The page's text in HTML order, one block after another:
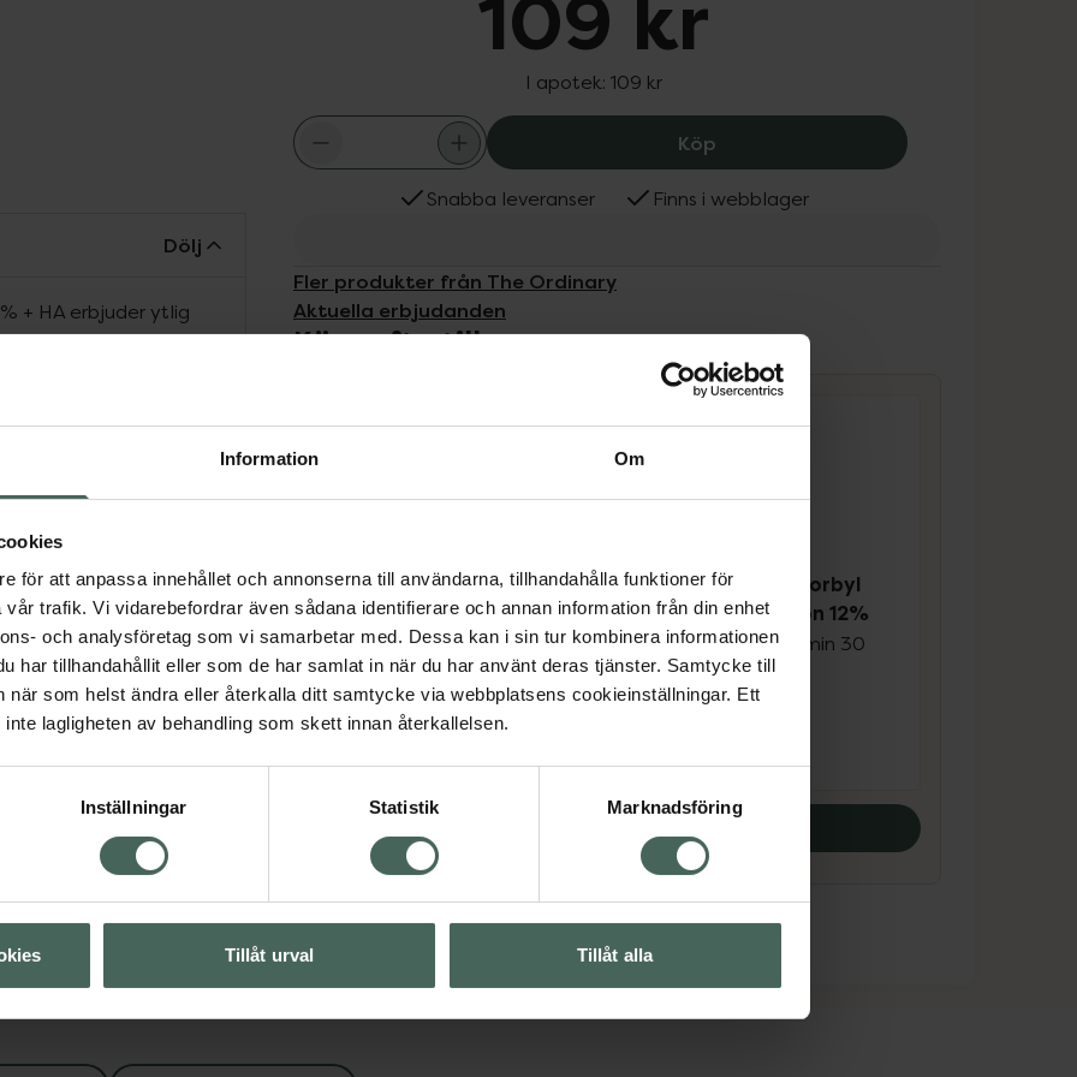
Information Om
för att anpassa innehållet och annonserna till användarna, tillhandahålla funktioner för
trafik. Vi vidarebefordrar även sådana identifierare och annan information från din enhet
och analysföretag som vi samarbetar med. Dessa kan i sin tur kombinera informationen
har tillhandahållit eller som de har samlat in när du har använt deras tjänster. Samtycke till
när som helst ändra eller återkalla ditt samtycke via webbplatsens cookieinställningar. Ett
lagligheten av behandling som skett innan återkallelsen.
Inställningar Statistik Marknadsföring
Tillåt urval Tillåt alla
109 kr
I apotek: 109 kr
Köp The Ordinary Mandelic Acid 10%,
Snabba leveranser Finns i webblager
Fler produkter från The Ordinary
Aktuella erbjudanden
Köps ofta tillsammans
4.5 av 5 i omdöme
The Ordinary Mandelic
Acid 10%
Serum med AHA syra 30
ml
Pris online
4.7 av 5 i omdöme
The Ordinary Ascorbyl
Glucoside Solution 12%
Serum med C-vitamin 30
ml
Köp båda för
300 kr
Dölj
+ HA erbjuder ytlig
Molekylvikten
att penetrera
hudvård
Visa
Visa